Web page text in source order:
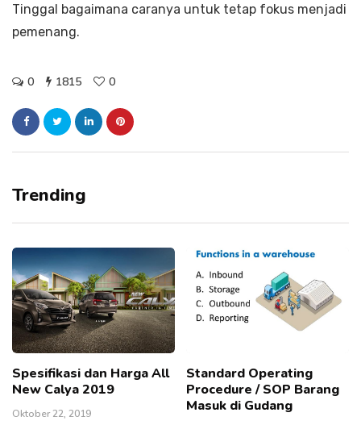
Tinggal bagaimana caranya untuk tetap fokus menjadi
pemenang.
0 1815 0
Trending
Spesifikasi dan Harga All
New Calya 2019
Oktober 22, 2019
Standard Operating
Procedure / SOP Barang
Masuk di Gudang